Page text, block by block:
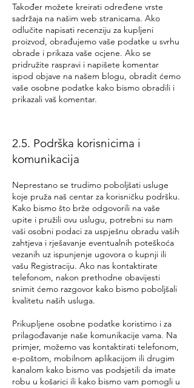
Također možete kreirati određene vrste
sadržaja na našim web stranicama. Ako
odlučite napisati recenziju za kupljeni
proizvod, obrađujemo vaše podatke u svrhu
obrade i prikaza vaše ocjene. Ako se
pridružite raspravi i napišete komentar
ispod objave na našem blogu, obradit ćemo
vaše osobne podatke kako bismo obradili i
prikazali vaš komentar.
2.5. Podrška korisnicima i
komunikacija
Neprestano se trudimo poboljšati usluge
koje pruža naš centar za korisničku podršku.
Kako bismo što brže odgovorili na vaše
upite i pružili ovu uslugu, potrebni su nam
vaši osobni podaci za uspješnu obradu vaših
zahtjeva i rješavanje eventualnih poteškoća
vezanih uz ispunjenje ugovora o kupnji ili
vašu Registraciju. Ako nas kontaktirate
telefonom, nakon prethodne obavijesti
snimit ćemo razgovor kako bismo poboljšali
kvalitetu naših usluga.
Prikupljene osobne podatke koristimo i za
prilagođavanje naše komunikacije vama. Na
primjer, možemo vas kontaktirati telefonom,
e-poštom, mobilnom aplikacijom ili drugim
kanalom kako bismo vas podsjetili da imate
robu u košarici ili kako bismo vam pomogli u